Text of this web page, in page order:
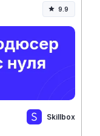
9.9
Skillbox